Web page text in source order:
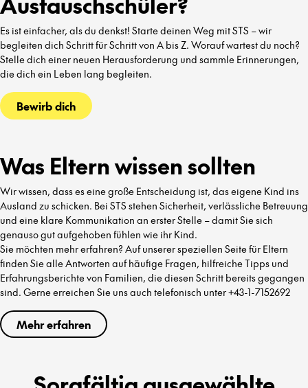
Es ist einfacher, als du denkst! Starte deinen Weg mit STS – wir
begleiten dich Schritt für Schritt von A bis Z. Worauf wartest du noch?
Stelle dich einer neuen Herausforderung und sammle Erinnerungen,
die dich ein Leben lang begleiten.
Bewirb dich
Was Eltern wissen sollten
Wir wissen, dass es eine große Entscheidung ist, das eigene Kind ins
Ausland zu schicken. Bei STS stehen Sicherheit, verlässliche Betreuung
und eine klare Kommunikation an erster Stelle – damit Sie sich
genauso gut aufgehoben fühlen wie ihr Kind.
Sie möchten mehr erfahren? Auf unserer speziellen Seite für Eltern
finden Sie alle Antworten auf häufige Fragen, hilfreiche Tipps und
Erfahrungsberichte von Familien, die diesen Schritt bereits gegangen
sind. Gerne erreichen Sie uns auch telefonisch unter +43-1-7152692
Mehr erfahren